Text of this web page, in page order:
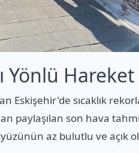
Yönlü
Eskişehir'de sıcaklık
paylaşılan son hava
az bulutlu ve açık